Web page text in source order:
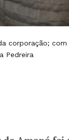
corporação;
Pedreira